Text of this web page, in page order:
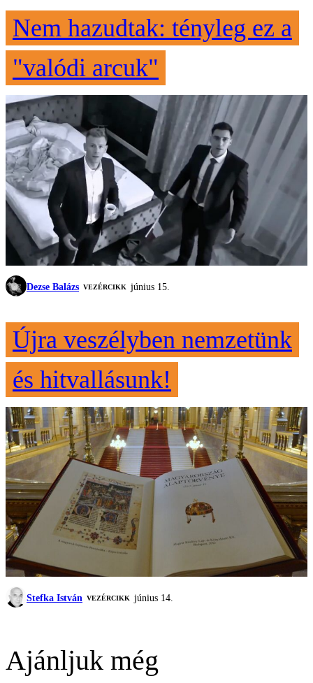
Nem hazudtak: tényleg ez a
"valódi arcuk"
Dezse Balázs VEZÉRCIKK június 15.
Újra veszélyben nemzetünk
és hitvallásunk!
Stefka István VEZÉRCIKK június 14.
Ajánljuk még